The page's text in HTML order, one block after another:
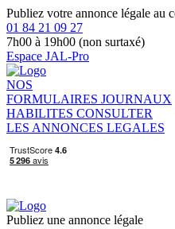
Publiez votre annonce légale au
01 84 21 09 27
7h00 à 19h00 (non surtaxé)
Espace JAL-Pro
NOS
FORMULAIRES JOURNAUX
HABILITES CONSULTER
LES ANNONCES LEGALES
Publiez une annonce légale